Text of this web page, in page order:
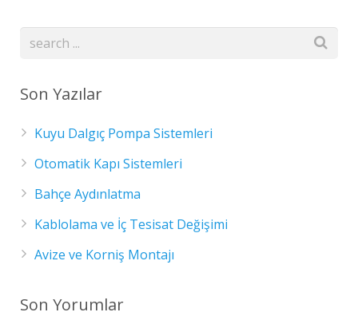
Son Yazılar
Kuyu Dalgıç Pompa Sistemleri
Otomatik Kapı Sistemleri
Bahçe Aydınlatma
Kablolama ve İç Tesisat Değişimi
Avize ve Korniş Montajı
Son Yorumlar